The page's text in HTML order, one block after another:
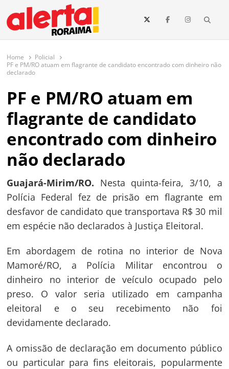
conteúdo
O maior portal de notícias de Roraima
O Alerta Roraima é seu portal de notícias completo sobre política,
e todo o estado de Roraima. Fique sempre informado com
atualizações em tempo real!
Home
Policial
PF e PM/RO atuam em flagrante de candidato encontrado com dinheiro não
declarado
PF e PM/RO atuam em
flagrante de candidato
encontrado com dinheiro
não declarado
Guajará-Mirim/RO. Nesta quinta-feira, 3/10, a
Polícia Federal fez de prisão em flagrante em
desfavor de candidato que transportava R$ 30 mil
em espécie não declarados à Justiça Eleitoral.
Em abordagem de rotina no interior de Nova
Mamoré/RO, a Polícia Militar encontrou o
dinheiro no interior de veículo ocupado pelo
preso. O valor seria utilizado em campanha
eleitoral e o seu recebimento não foi
devidamente declarado.
A omissão de declaração em documento público
ou particular para fins eleitorais, popularmente